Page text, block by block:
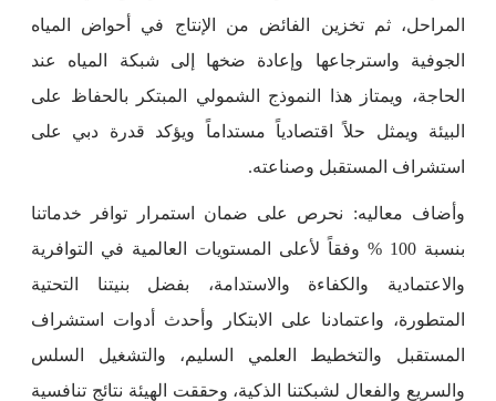
المراحل، ثم تخزين الفائض من الإنتاج في أحواض المياه
الجوفية واسترجاعها وإعادة ضخها إلى شبكة المياه عند
الحاجة، ويمتاز هذا النموذج الشمولي المبتكر بالحفاظ على
البيئة ويمثل حلاً اقتصادياً مستداماً ويؤكد قدرة دبي على
استشراف المستقبل وصناعته.
وأضاف معاليه: نحرص على ضمان استمرار توافر خدماتنا
بنسبة 100 % وفقاً لأعلى المستويات العالمية في التوافرية
والاعتمادية والكفاءة والاستدامة، بفضل بنيتنا التحتية
المتطورة، واعتمادنا على الابتكار وأحدث أدوات استشراف
المستقبل والتخطيط العلمي السليم، والتشغيل السلس
والسريع والفعال لشبكتنا الذكية، وحققت الهيئة نتائج تنافسية